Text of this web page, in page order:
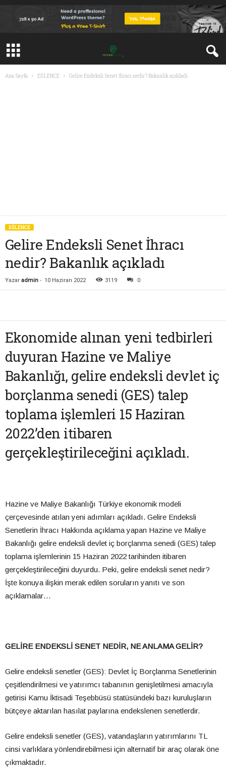
Ana Sayfa EĞLENCE Gelire Endeksli Senet İhracı nedir? Bakanlık açıkladı
EĞLENCE
Gelire Endeksli Senet İhracı
nedir? Bakanlık açıkladı
Yazar admin - 10 Haziran 2022 3119 0
Ekonomide alınan yeni tedbirleri
duyuran Hazine ve Maliye
Bakanlığı, gelire endeksli devlet iç
borçlanma senedi (GES) talep
toplama işlemleri 15 Haziran
2022’den itibaren
gerçekleştirileceğini açıkladı.
Hazine ve Maliye Bakanlığı Türkiye ekonomik modeli
çerçevesinde atılan yeni adımları açıkladı. Gelire Endeksli
Senetlerin İhracı Hakkında açıklama yapan Hazine ve Maliye
Bakanlığı gelire endeksli devlet iç borçlanma senedi (GES) talep
toplama işlemlerinin 15 Haziran 2022 tarihinden itibaren
gerçekleştirileceğini duyurdu. Peki, gelire endeksli senet nedir?
İşte konuya ilişkin merak edilen soruların yanıtı ve son
açıklamalar…
GELİRE ENDEKSLİ SENET NEDİR, NE ANLAMA GELİR?
Gelire endeksli senetler (GES): Devlet İç Borçlanma Senetlerinin
çeşitlendirilmesi ve yatırımcı tabanının genişletilmesi amacıyla
getirisi Kamu İktisadi Teşebbüsü statüsündeki bazı kuruluşların
bütçeye aktarılan hasılat paylarına endekslenen senetlerdir.
Gelire endeksli senetler (GES), vatandaşların yatırımlarını TL
cinsi varlıklara yönlendirebilmesi için alternatif bir araç olarak öne
çıkmaktadır.